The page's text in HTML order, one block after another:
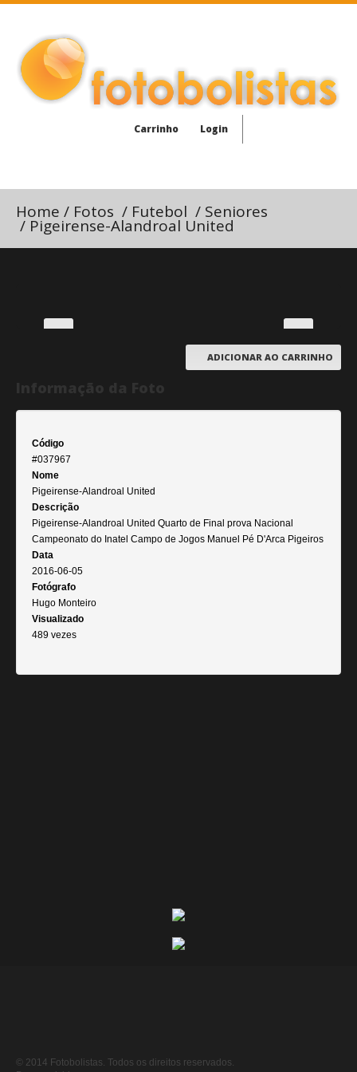
Carrinho Login
Home / Fotos / Futebol / Seniores
/ Pigeirense-Alandroal United
ADICIONAR AO CARRINHO
Código
#037967
Nome
Pigeirense-Alandroal United
Descrição
Pigeirense-Alandroal United Quarto de Final prova Nacional
Campeonato do Inatel Campo de Jogos Manuel Pé D'Arca Pigeiros
Data
2016-06-05
Fotógrafo
Hugo Monteiro
Visualizado
489 vezes
© 2014 Fotobolistas. Todos os direitos reservados.